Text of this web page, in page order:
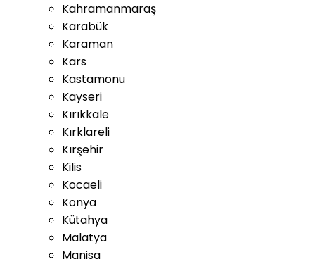
Kahramanmaraş
Karabük
Karaman
Kars
Kastamonu
Kayseri
Kırıkkale
Kırklareli
Kırşehir
Kilis
Kocaeli
Konya
Kütahya
Malatya
Manisa